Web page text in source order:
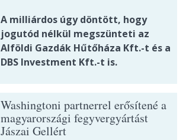
A milliárdos úgy döntött, hogy
jogutód nélkül megszünteti az
Alföldi Gazdák Hűtőháza Kft.-t és a
DBS Investment Kft.-t is.
Washingtoni partnerrel erősítené a
magyarországi fegyvergyártást
Jászai Gellért